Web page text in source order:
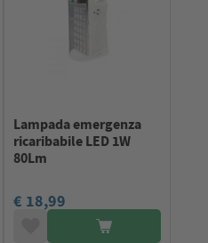
Lampada emergenza
ricaribabile LED 1W
80Lm
€ 18,99